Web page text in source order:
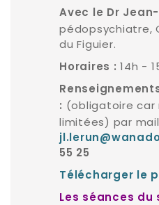
Avec le Dr Jean-
pédopsychiatre,
du Figuier.
Horaires : 14h -
: (obligatoire car
limitées) par
55 25
Télécharger le
Les séances du